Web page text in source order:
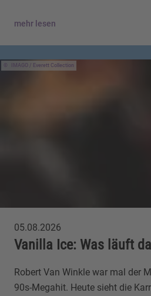
mehr lesen
IMAGO / Everett Collection
05.08.2026
Vanilla Ice: Was läuft
Robert Van Winkle war mal der
90s-Megahit. Heute sieht die